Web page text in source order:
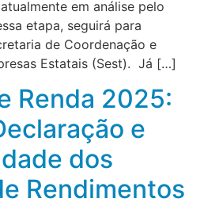
em análise pelo
etapa, seguirá para
de Coordenação e
Estatais (Sest). Já […]
Renda 2025:
e
dos
Rendimentos